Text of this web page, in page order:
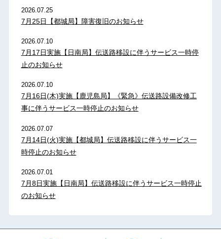
2026.07.25
7月25日【都城局】障害復旧のお知らせ
2026.07.10
7月17日実施【日南局】伝送路移設に伴うサービス一時停
止のお知らせ
2026.07.10
7月16日(木)実施【鹿児島局】《緊急》伝送路設備改修工
事に伴うサービス一時停止のお知らせ
2026.07.07
7月14日(火)実施【都城局】伝送路移設に伴うサービス一
時停止のお知らせ
2026.07.01
7月8日実施【日南局】伝送路移設に伴うサービス一時停止
のお知らせ